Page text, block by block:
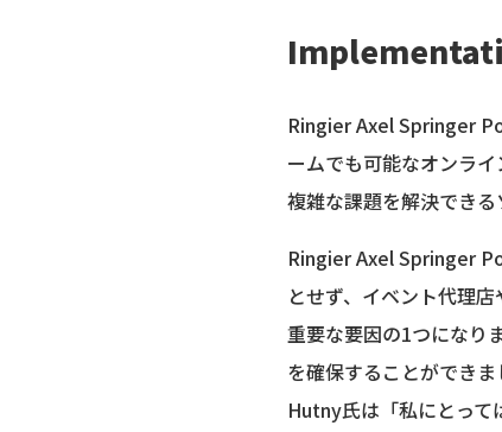
Ringier Axel Springer
ームでも可能なオンラ
複雑な課題を解決できる
Ringier Axel Springer
とせず、イベント代理
重要な要因の1つになり
を確保することができ
Hutny氏は「私にとって